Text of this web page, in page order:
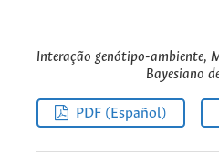
Interação genótipo-ambiente,
Bayesiano
PDF (Español)